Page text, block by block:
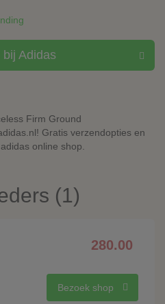
bij Adidas
Firm Ground
Gratis verzendopties en
online shop.
(1)
280.00
Bezoek shop